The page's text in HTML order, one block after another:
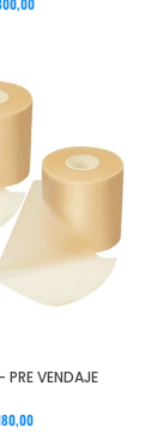
PRE VENDAJE